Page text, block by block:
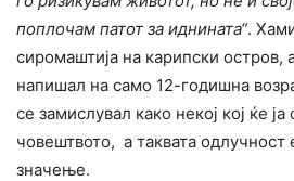
поплочам патот за иднината“.
сиромаштија на карипски остров,
напишал на само 12-годишна
се замислувал како некој кој ќе
човештвото, а таквата
значење.